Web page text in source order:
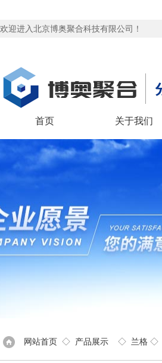
欢迎进入北京博奥聚合科技有限公司！
首页 关于我们
网站首页 ◇ 产品展示 ◇ 兰格 ◇